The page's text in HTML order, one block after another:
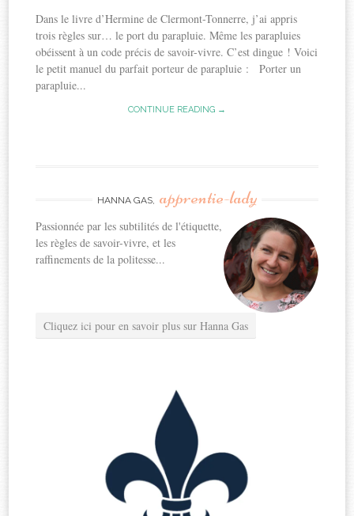
Dans le livre d’Hermine de Clermont-Tonnerre, j’ai appris
trois règles sur… le port du parapluie. Même les parapluies
obéissent à un code précis de savoir-vivre. C’est dingue ! Voici
le petit manuel du parfait porteur de parapluie : Porter un
parapluie...
CONTINUE READING →
HANNA GAS, apprentie-lady
Passionnée par les subtilités de l'étiquette,
les règles de savoir-vivre, et les
raffinements de la politesse...
Cliquez ici pour en savoir plus sur Hanna Gas